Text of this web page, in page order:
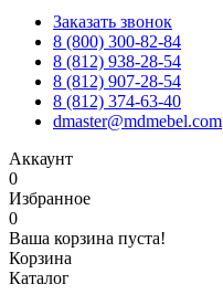
Заказать звонок
8 (800) 300-82-84
8 (812) 938-28-54
8 (812) 907-28-54
8 (812) 374-63-40
dmaster@mdmebel.com
Аккаунт
0
Избранное
0
Ваша корзина пуста!
Корзина
Каталог